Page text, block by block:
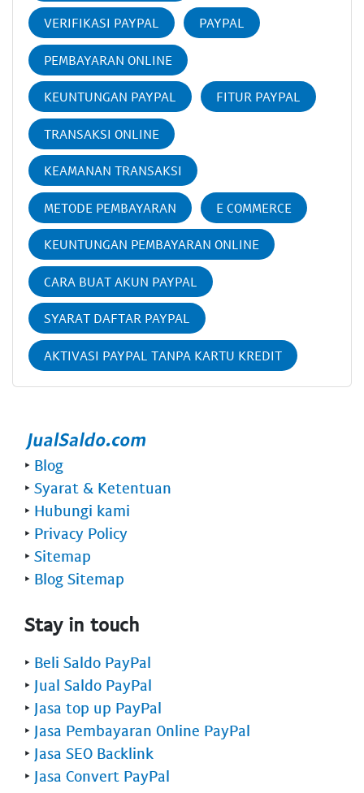
VERIFIKASI PAYPAL PAYPAL
PEMBAYARAN ONLINE
KEUNTUNGAN PAYPAL FITUR PAYPAL
TRANSAKSI ONLINE
KEAMANAN TRANSAKSI
METODE PEMBAYARAN E COMMERCE
KEUNTUNGAN PEMBAYARAN ONLINE
CARA BUAT AKUN PAYPAL
SYARAT DAFTAR PAYPAL
AKTIVASI PAYPAL TANPA KARTU KREDIT
‣ Blog
‣ Syarat & Ketentuan
‣ Hubungi kami
‣ Privacy Policy
‣ Sitemap
‣ Blog Sitemap
Stay in touch
‣ Beli Saldo PayPal
‣ Jual Saldo PayPal
‣ Jasa top up PayPal
‣ Jasa Pembayaran Online PayPal
‣ Jasa SEO Backlink
‣ Jasa Convert PayPal